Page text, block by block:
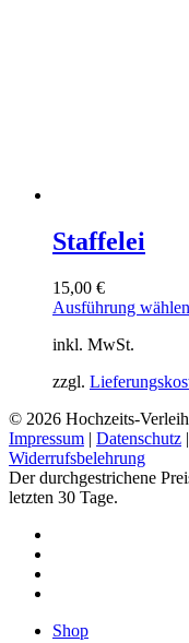
Staffelei
15,00 €
Ausführung wählen
inkl. MwSt.
zzgl.
© 2026 Hochzeits-
Impressum | Datenschutz |
Widerrufsbelehrung
Der durchgestrichene
letzten 30 Tage.
Close
Shop